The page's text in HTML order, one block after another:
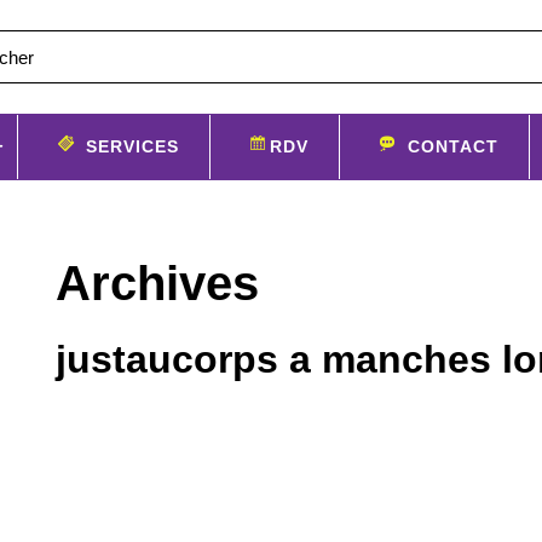
SERVICES RDV CONTACT
Archives
justaucorps a manches